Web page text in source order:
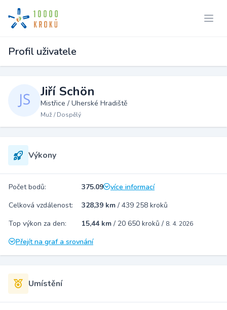
Profil uživatele
Jiří Schön
Mistřice / Uherské Hradiště
Muž / Dospělý
Výkony
Počet bodů: 375.09
více informací
Celková vzdálenost:
328,39 km / 439 258 kroků
Top výkon za den:
15,44 km / 20 650 kroků / 8. 4. 2026
Přejít na graf a srovnání
Umístění